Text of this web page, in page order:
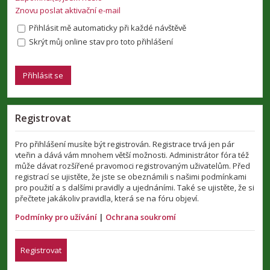
Znovu poslat aktivační e-mail
Přihlásit mě automaticky při každé návštěvě
Skrýt můj online stav pro toto přihlášení
Registrovat
Pro přihlášení musíte být registrován. Registrace trvá jen pár
vteřin a dává vám mnohem větší možnosti. Administrátor fóra též
může dávat rozšířené pravomoci registrovaným uživatelům. Před
registrací se ujistěte, že jste se obeznámili s našimi podmínkami
pro použití a s dalšími pravidly a ujednáními. Také se ujistěte, že si
přečtete jakákoliv pravidla, která se na fóru objeví.
Podmínky pro užívání | Ochrana soukromí
Registrovat